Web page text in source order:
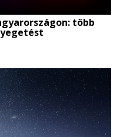
több